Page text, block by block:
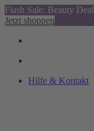
Flash Sale: Beauty
Jetzt shoppen
Hilfe & Kontakt